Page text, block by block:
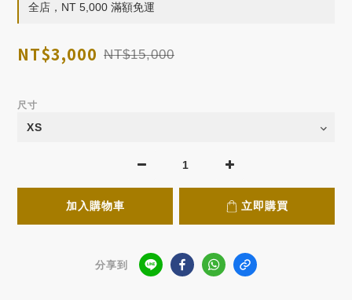
全店，NT 5,000 滿額免運
NT$3,000 NT$15,000
尺寸
加入購物車 立即購買
分享到